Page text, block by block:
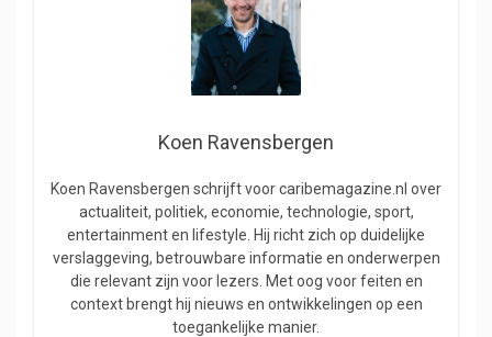
Koen Ravensbergen
Koen Ravensbergen schrijft voor caribemagazine.nl over
actualiteit, politiek, economie, technologie, sport,
entertainment en lifestyle. Hij richt zich op duidelijke
verslaggeving, betrouwbare informatie en onderwerpen
die relevant zijn voor lezers. Met oog voor feiten en
context brengt hij nieuws en ontwikkelingen op een
toegankelijke manier.